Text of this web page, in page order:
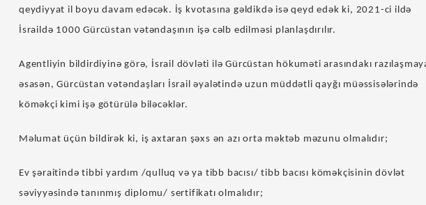
qeydiyyat il boyu davam edəcək. İş kvotasına gəldikdə isə qeyd edək ki, 2021-ci ildə
İsraildə 1000 Gürcüstan vətəndaşının işə cəlb edilməsi planlaşdırılır.
Agentliyin bildirdiyinə görə, İsrail dövləti ilə Gürcüstan hökuməti arasındakı
əsasən, Gürcüstan vətəndaşları İsrail əyalətində uzun müddətli qayğı müəssisələrində
köməkçi kimi işə götürülə biləcəklər.
Məlumat üçün bildirək ki, iş axtaran şəxs ən azı orta məktəb məzunu olmalıdır;
Ev şəraitində tibbi yardım /qulluq və ya tibb bacısı/ tibb bacısı köməkçisinin dövlət
səviyyəsində tanınmış diplomu/ sertifikatı olmalıdır;